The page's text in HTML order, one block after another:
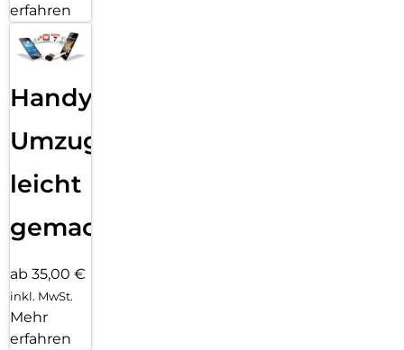
erfahren
Handy
Umzug
leicht
gemacht!
ab 35,00 €
inkl. MwSt.
Mehr
erfahren